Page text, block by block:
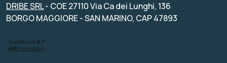
DRIBE SRL- COE 27110 Via Ca dei Lunghi, 136
BORGO MAGGIORE - SAN MARINO, CAP 47893